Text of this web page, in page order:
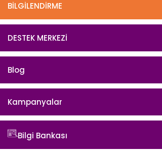
BİLGİLENDİRME
DESTEK MERKEZİ
Blog
Kampanyalar
Bilgi Bankası